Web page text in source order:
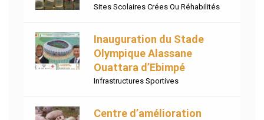
Sites Scolaires Crées Ou Réhabilités
Inauguration du Stade
Olympique Alassane
Ouattara d’Ebimpé
Infrastructures Sportives
Centre d’amélioration